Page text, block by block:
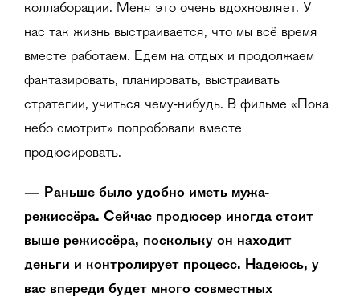
коллаборации. Меня это очень вдохновляет. У
нас так жизнь выстраивается, что мы всё время
вместе работаем. Едем на отдых и продолжаем
фантазировать, планировать, выстраивать
стратегии, учиться чему-нибудь. В фильме «Пока
небо смотрит» попробовали вместе
продюсировать.
— Раньше было удобно иметь мужа-
режиссёра. Сейчас продюсер иногда стоит
выше режиссёра, поскольку он находит
деньги и контролирует процесс. Надеюсь, у
вас впереди будет много совместных